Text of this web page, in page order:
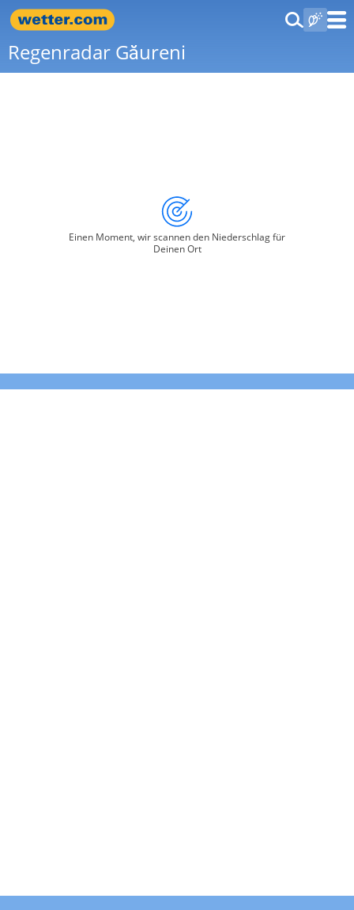
Regenradar Găureni
Einen Moment, wir scannen den Niederschlag für
Deinen Ort